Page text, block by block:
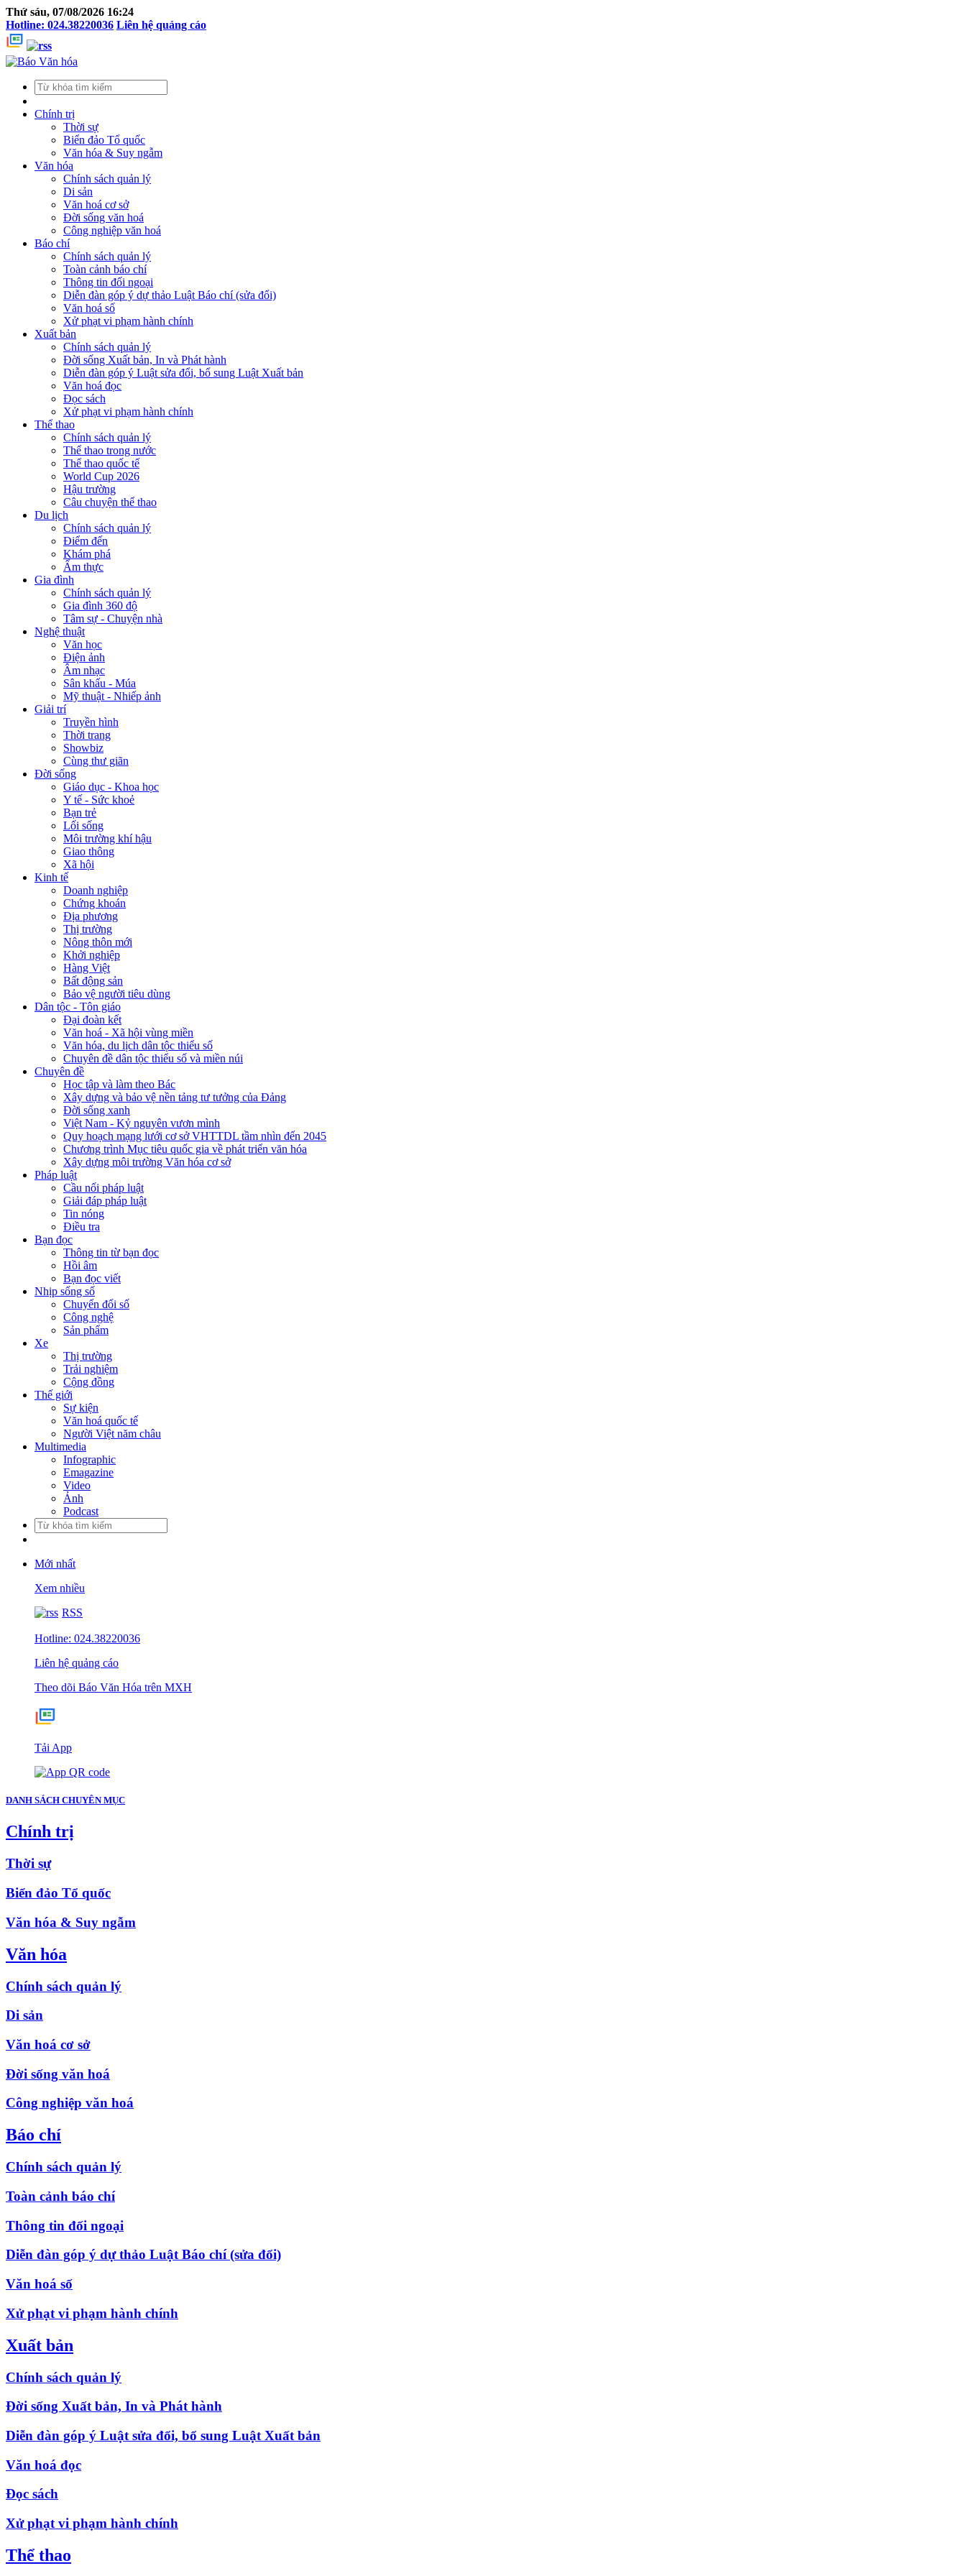
Thứ sáu, 07/08/2026 16:24
Hotline: 024.38220036 Liên hệ quảng cáo
Chính trị
Thời sự
Biển đảo Tổ quốc
Văn hóa & Suy ngẫm
Văn hóa
Chính sách quản lý
Di sản
Văn hoá cơ sở
Đời sống văn hoá
Công nghiệp văn hoá
Báo chí
Chính sách quản lý
Toàn cảnh báo chí
Thông tin đối ngoại
Diễn đàn góp ý dự thảo Luật Báo chí (sửa đổi)
Văn hoá số
Xử phạt vi phạm hành chính
Xuất bản
Chính sách quản lý
Đời sống Xuất bản, In và Phát hành
Diễn đàn góp ý Luật sửa đổi, bổ sung Luật Xuất bản
Văn hoá đọc
Đọc sách
Xử phạt vi phạm hành chính
Thể thao
Chính sách quản lý
Thể thao trong nước
Thể thao quốc tế
World Cup 2026
Hậu trường
Câu chuyện thể thao
Du lịch
Chính sách quản lý
Điểm đến
Khám phá
Ẩm thực
Gia đình
Chính sách quản lý
Gia đình 360 độ
Tâm sự - Chuyện nhà
Nghệ thuật
Văn học
Điện ảnh
Âm nhạc
Sân khấu - Múa
Mỹ thuật - Nhiếp ảnh
Giải trí
Truyền hình
Thời trang
Showbiz
Cùng thư giãn
Đời sống
Giáo dục - Khoa học
Y tế - Sức khoẻ
Bạn trẻ
Lối sống
Môi trường khí hậu
Giao thông
Xã hội
Kinh tế
Doanh nghiệp
Chứng khoán
Địa phương
Thị trường
Nông thôn mới
Khởi nghiệp
Hàng Việt
Bất động sản
Bảo vệ người tiêu dùng
Dân tộc - Tôn giáo
Đại đoàn kết
Văn hoá - Xã hội vùng miền
Văn hóa, du lịch dân tộc thiểu số
Chuyên đề dân tộc thiểu số và miền núi
Chuyên đề
Học tập và làm theo Bác
Xây dựng và bảo vệ nền tảng tư tưởng của Đảng
Đời sống xanh
Việt Nam - Kỷ nguyên vươn mình
Quy hoạch mạng lưới cơ sở VHTTDL tầm nhìn đến 2045
Chương trình Mục tiêu quốc gia về phát triển văn hóa
Xây dựng môi trường Văn hóa cơ sở
Pháp luật
Cầu nối pháp luật
Giải đáp pháp luật
Tin nóng
Điều tra
Bạn đọc
Thông tin từ bạn đọc
Hồi âm
Bạn đọc viết
Nhịp sống số
Chuyển đổi số
Công nghệ
Sản phẩm
Xe
Thị trường
Trải nghiệm
Cộng đồng
Thế giới
Sự kiện
Văn hoá quốc tế
Người Việt năm châu
Multimedia
Infographic
Emagazine
Video
Ảnh
Podcast
Mới nhất
Xem nhiều
RSS
Hotline: 024.38220036
Liên hệ quảng cáo
Theo dõi Báo Văn Hóa trên MXH
Tải App
DANH SÁCH CHUYÊN MỤC
Chính trị
Thời sự
Biển đảo Tổ quốc
Văn hóa & Suy ngẫm
Văn hóa
Chính sách quản lý
Di sản
Văn hoá cơ sở
Đời sống văn hoá
Công nghiệp văn hoá
Báo chí
Chính sách quản lý
Toàn cảnh báo chí
Thông tin đối ngoại
Diễn đàn góp ý dự thảo Luật Báo chí (sửa đổi)
Văn hoá số
Xử phạt vi phạm hành chính
Xuất bản
Chính sách quản lý
Đời sống Xuất bản, In và Phát hành
Diễn đàn góp ý Luật sửa đổi, bổ sung Luật Xuất bản
Văn hoá đọc
Đọc sách
Xử phạt vi phạm hành chính
Thể thao